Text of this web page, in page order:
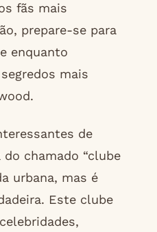
fãs mais
prepare-se para
enquanto
mais
de
chamado “clube
urbana, mas é
Este clube